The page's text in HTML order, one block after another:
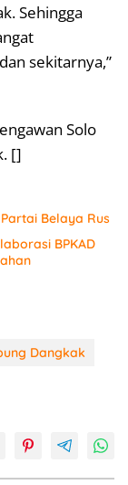
Sehingga
sekitarnya,”
Solo
[]
Belaya Rus
BPKAD
Dangkak